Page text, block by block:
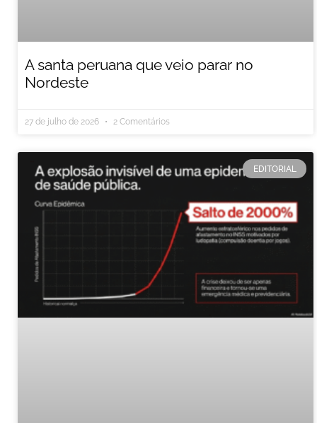
A santa peruana que veio parar no
Nordeste
27 de julho de 2026 2 Comentários
EDITORIAL